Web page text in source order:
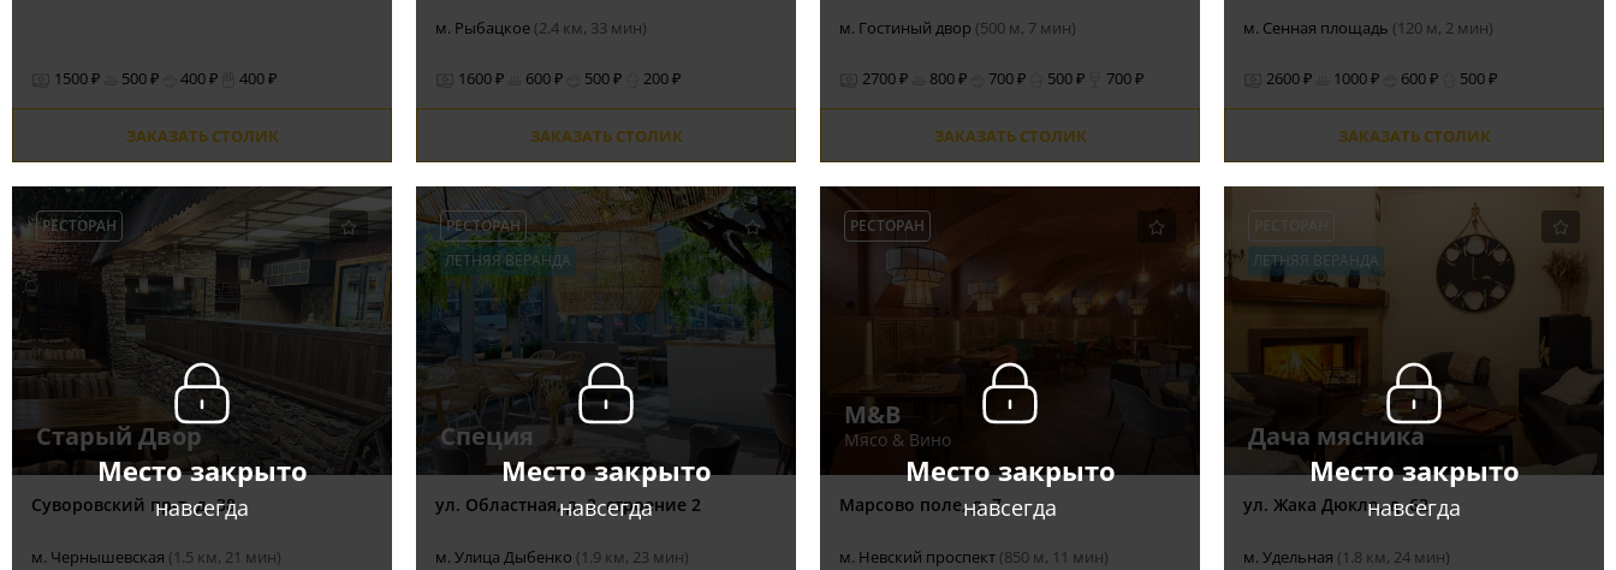
1500 ₽ 500 ₽ 400 ₽ 400 ₽
ЗАКАЗАТЬ СТОЛИК
м. Рыбацкое (2.4 км, 33 мин)
1600 ₽ 600 ₽ 500 ₽ 200 ₽
ЗАКАЗАТЬ СТОЛИК
м. Гостиный двор (500 м, 7 мин)
2700 ₽ 800 ₽ 700 ₽ 500 ₽ 700 ₽
ЗАКАЗАТЬ СТОЛИК
м. Сенная площадь (120 м, 2 мин)
2600 ₽ 1000 ₽ 600 ₽ 500 ₽
ЗАКАЗАТЬ СТОЛИК
Место закрыто
навсегда
РЕСТОРАН
Старый Двор
Суворовский пр-т, д. 38
м. Чернышевская (1.5 км, 21 мин)
Место закрыто
навсегда
РЕСТОРАН
ЛЕТНЯЯ ВЕРАНДА
Специя
ул. Областная, д. 2, строение 2
м. Улица Дыбенко (1.9 км, 23 мин)
Место закрыто
навсегда
РЕСТОРАН
М&B
Мясо & Вино
Марсово поле, д. 7
м. Невский проспект (850 м, 11 мин)
Место закрыто
навсегда
РЕСТОРАН
ЛЕТНЯЯ ВЕРАНДА
Дача мясника
ул. Жака Дюкло, д. 62
м. Удельная (1.8 км, 24 мин)